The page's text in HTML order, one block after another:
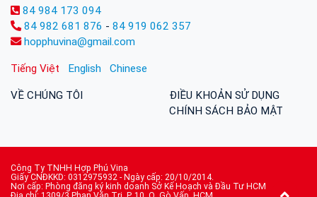
84 984 173 094
84 982 681 876 - 84 919 062 357
hopphuvina@gmail.com
Tiếng Việt English Chinese
VỀ CHÚNG TÔI
ĐIỀU KHOẢN SỬ DỤNG
CHÍNH SÁCH BẢO MẬT
Công Ty TNHH Hợp Phú Vina
Giấy CNĐKKD: 0312975932 - Ngày cấp: 20/10/2014.
Nơi cấp: Phòng đăng ký kinh doanh Sở Kế Hoạch và Đầu Tư HCM